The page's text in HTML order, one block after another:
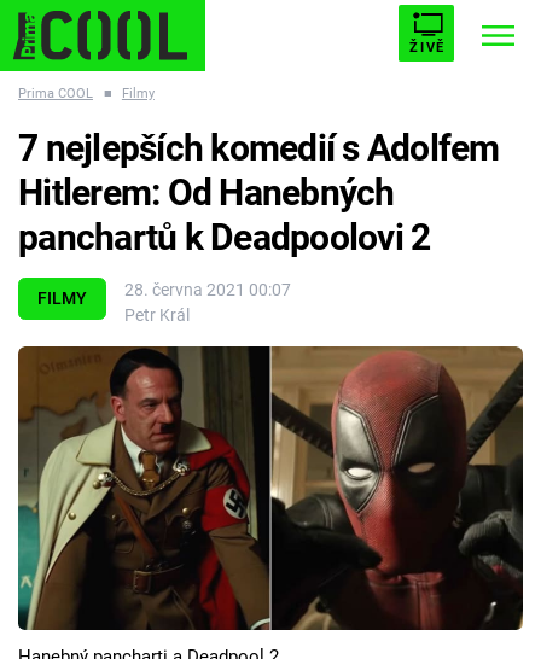
ŽIVĚ
ESCAPE PLNEJ KOTEL AVENGERS 5
Témata
Seriály
Hry
Cool Esport
Pořady
Prima COOL ■ Filmy
FILMY
28. června 2021 00:07
Petr Král
7 nejlepších komedií s Adolfem
Hitlerem: Od Hanebných
panchartů k Deadpoolovi 2